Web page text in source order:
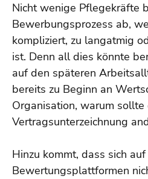
Nicht wenige Pflegekräfte
Bewerbungsprozess ab,
kompliziert, zu langatmig
ist. Denn all dies könnte
auf den späteren
bereits zu Beginn an
Organisation, warum sollte
Vertragsunterzeichnung
Hinzu kommt, dass sich
Bewertungsplattformen